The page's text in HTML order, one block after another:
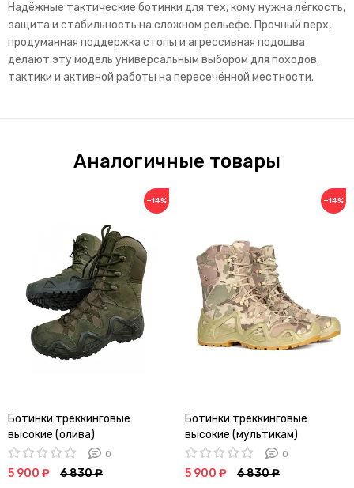
Надёжные тактические ботинки для тех, кому нужна лёгкость,
защита и стабильность на сложном рельефе. Прочный верх,
продуманная поддержка стопы и агрессивная подошва
делают эту модель универсальным выбором для походов,
тактики и активной работы на пересечённой местности.
Аналогичные товары
−14%
Ботинки треккинговые
высокие (олива)
0
5 900 ₽ 6 830 ₽
−14%
Ботинки треккинговые
высокие (мультикам)
0
5 900 ₽ 6 830 ₽